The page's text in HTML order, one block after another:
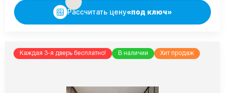
Рассчитать цену«под ключ»
Каждая 3-я дверь бесплатно! В наличии Хит продаж